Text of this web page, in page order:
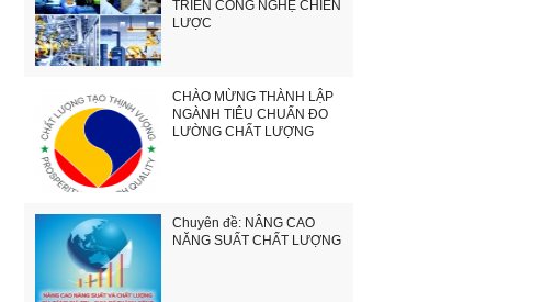
TRIỂN CÔNG NGHỆ CHIẾN
LƯỢC
CHÀO MỪNG THÀNH LẬP
NGÀNH TIÊU CHUẨN ĐO
LƯỜNG CHẤT LƯỢNG
Chuyên đề: NÂNG CAO
NĂNG SUẤT CHẤT LƯỢNG